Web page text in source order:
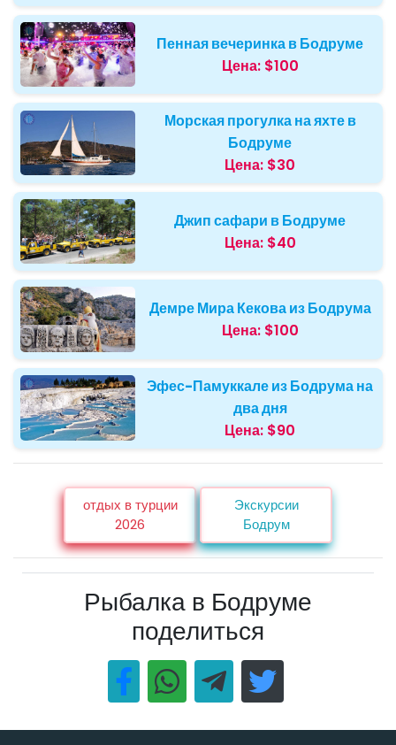
Пенная вечеринка в Бодруме
Цена: $100
Морская прогулка на яхте в
Бодруме
Цена: $30
Джип сафари в Бодруме
Цена: $40
Демре Мира Кекова из Бодрума
Цена: $100
Эфес-Памуккале из Бодрума на
два дня
Цена: $90
отдых в турции
2026
Экскурсии
Бодрум
Рыбалка в Бодруме
поделиться